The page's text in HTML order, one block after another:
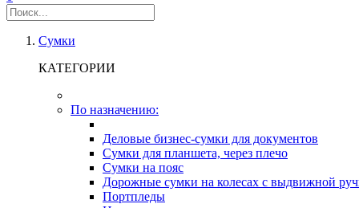
Сумки
КАТЕГОРИИ
По назначению:
Деловые бизнес-сумки для документов
Сумки для планшета, через плечо
Сумки на пояс
Дорожные сумки на колесах с выдвижной
Портпледы